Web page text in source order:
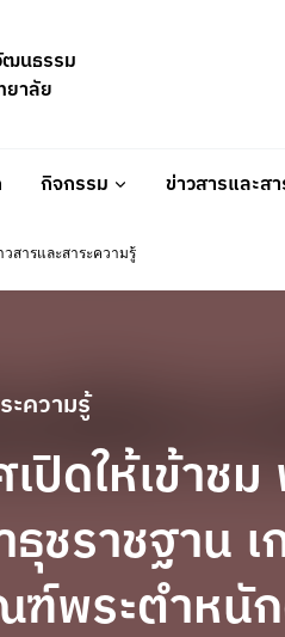
ฒนธรรม
ยาลัย
กิจกรรม ข่าวสารและส
วสารและสาระความรู้
ะความรู้
เปิดให้เข้า
ชราชฐาน เ
พระตำหนัก